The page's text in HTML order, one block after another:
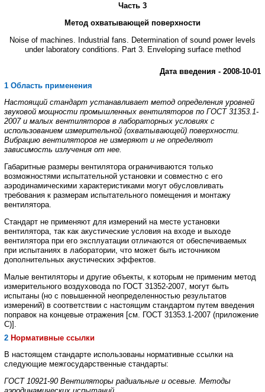
Часть 3
Метод охватывающей поверхности
Noise of machines. Industrial fans. Determination of sound power levels
under laboratory conditions. Part 3. Enveloping surface method
Дата введения - 2008-10-01
1 Область применения
Настоящий стандарт устанавливает метод определения уровней
звуковой мощности промышленных вентиляторов по ГОСТ 31353.1-
2007 и малых вентиляторов в лабораторных условиях с
использованием измерительной (охватывающей) поверхности
Вибрацию вентиляторов не измеряют и не определяют
зависимость излучения от нее
Габаритные размеры вентилятора ограничиваются только
возможностями испытательной установки и совместно с его
аэродинамическими характеристиками могут обусловливать
требования к размерам испытательного помещения и монтажу
вентилятора
Стандарт не применяют для измерений на месте установки
вентилятора так как акустические условия на входе и выходе
вентилятора при его эксплуатации отличаются от обеспечиваемых
при испытаниях в лаборатории что может быть источником
дополнительных акустических эффектов
Малые вентиляторы и другие объекты к которым не применим метод
измерительного воздуховода по ГОСТ 31352-2007 могут быть
испытаны (но с повышенной неопределенностью результатов
измерений) в соответствии с настоящим стандартом путем введения
поправок на концевые отражения [см ГОСТ 31353.1-2007 (приложение
С)].
2 Нормативные ссылки
В настоящем стандарте использованы нормативные ссылки на
следующие межгосударственные стандарты:
ГОСТ10921-90 Вентиляторы радиальные и осевые. Методы